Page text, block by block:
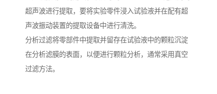
超声波进行提取，要将实验零件浸入试验液并在配有超
声波振动装置的提取设备中进行清洗。
分析过滤将零部件中提取并留存在试验液中的颗粒沉淀
在分析滤膜的表面，以便进行颗粒分析，通常采用真空
过滤方法。